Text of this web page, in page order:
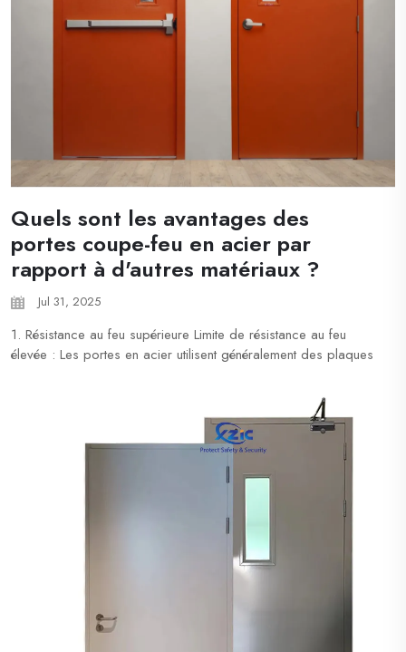
Quels sont les avantages des
portes coupe-feu en acier par
rapport à d'autres matériaux ?
Jul 31, 2025
1. Résistance au feu supérieure Limite de résistance au feu
élevée : Les portes en acier utilisent généralement des plaques
perlite, la laine de silicate d'alumine, etc.), avec une limite de
résistance au feu allant jusqu'à 3 heures ou même plus...